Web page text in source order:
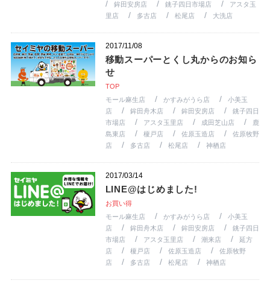
鉾田安房店
銚子四日市場店
アスタ玉
里店
多古店 松尾店 大洗店
2017/11/08
移動スーパーとくし丸からのお知ら
せ
TOP
モール麻生店
かすみがうら店
小美玉
店
鉾田舟木店 鉾田安房店
銚子四日
市場店
アスタ玉里店 成田芝山店
鹿
島東店
榎戸店 佐原玉造店
佐原牧野
店
多古店 松尾店 神栖店
2017/03/14
LINE@はじめました!
お買い得
モール麻生店
かすみがうら店
小美玉
店
鉾田舟木店 鉾田安房店
銚子四日
市場店
アスタ玉里店 潮来店
延方
店
榎戸店 佐原玉造店
佐原牧野
店
多古店 松尾店 神栖店